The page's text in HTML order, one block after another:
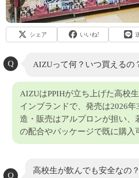
シェア いいね!
AIZUって何？いつ買えるの
AIZUはPPIHが立ち上げた高校
インブランドで、発売は2026年
造・販売はアルプロンが担い、
の配合やパッケージで既に購入
高校生が飲んでも安全なの